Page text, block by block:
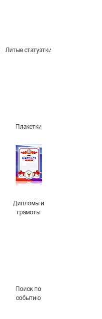
Литые статуэтки
Плакетки
Дипломы и
грамоты
Поиск по
событию